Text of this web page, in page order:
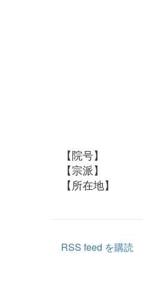
【院号】
【宗派】
【所在地】
RSS feed を購読